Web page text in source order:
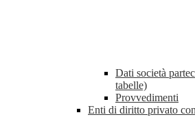
Dati società
tabelle)
Provvedimenti
Enti di diritto privato